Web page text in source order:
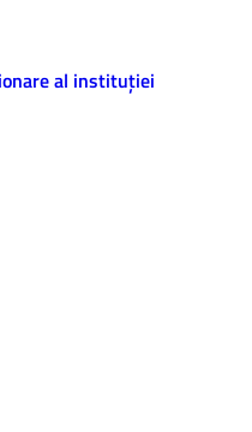
al instituției